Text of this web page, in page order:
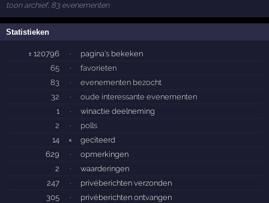
toon archief, 83 evenementen
Statistieken
± 120796 ·
pagina's bekeken
65
·
favorieten
83
·
evenementen bezocht
32
·
oude interessante evenementen
1
·
winactie deelneming
2
·
polls
14
×
geciteerd
629
·
opmerkingen
2
·
waarderingen
247
·
privéberichten verzonden
305
· privéberichten ontvangen